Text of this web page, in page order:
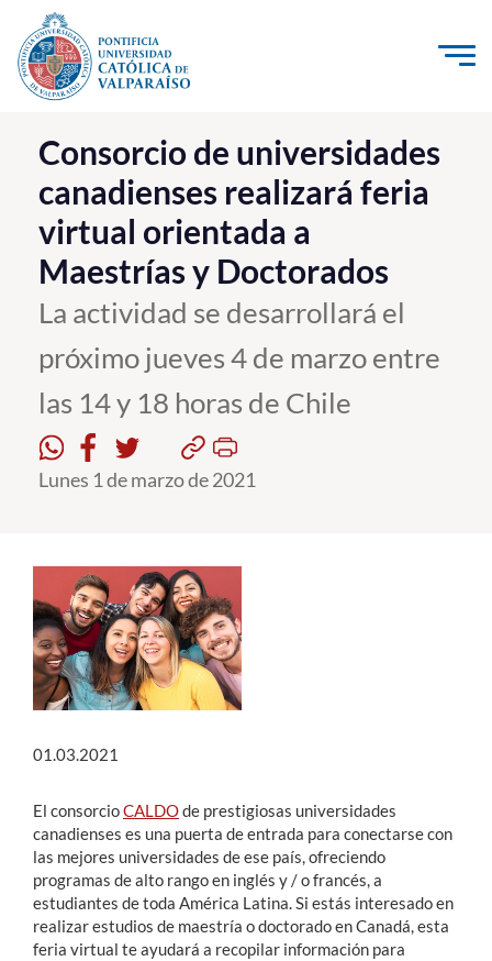
Click acá para ir directamente al contenido
La Universidad
Investigación, Creación e Innovación
PUCV Internacional
Vinculación con el Medio
Admisión
Pregrado
Postgrado
Formación Continua
Académicos
Funcionarios
Alumni
English
Consorcio de universidades
canadienses realizará feria
virtual orientada a
Maestrías y Doctorados
La actividad se desarrollará el
próximo jueves 4 de marzo entre
las 14 y 18 horas de Chile
Lunes 1 de marzo de 2021
01.03.2021
El consorcioCALDOde prestigiosas universidades
canadienses es una puerta de entrada para conectarse con
las mejores universidades de ese país, ofreciendo
programas de alto rango en inglés y / o francés, a
estudiantes de toda América Latina. Si estás interesado en
realizar estudios de maestría o doctorado en Canadá, esta
feria virtual te ayudará a recopilar información para